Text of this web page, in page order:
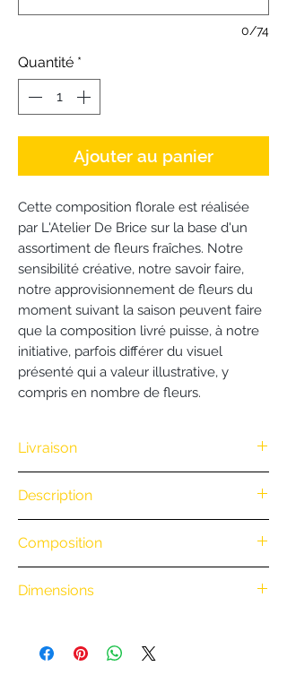
0/74
Quantité *
Ajouter au panier
Cette composition florale est réalisée
par L'Atelier De Brice sur la base d'un
assortiment de fleurs fraîches. Notre
sensibilité créative, notre savoir faire,
notre approvisionnement de fleurs du
moment suivant la saison peuvent faire
que la composition livré puisse, à notre
initiative, parfois différer du visuel
présenté qui a valeur illustrative, y
compris en nombre de fleurs.
Livraison
100€ d'achat. (Exclusivité Web non
valable pour une commande
par téléphone)
• Retrait en boutique : gratuit
• Livraison à vélo par notre coursier
0 à 3 km : 8 €
Description
Composition
Dimensions